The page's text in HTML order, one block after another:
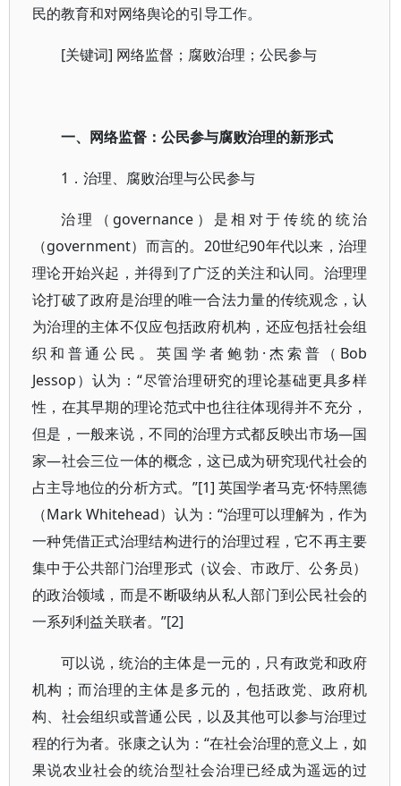
民的教育和对网络舆论的引导工作。
[关键词] 网络监督；腐败治理；公民参与
一、网络监督：公民参与腐败治理的新形式
1．治理、腐败治理与公民参与
治理（governance）是相对于传统的统治
（government）而言的。20世纪90年代以来，治理
理论开始兴起，并得到了广泛的关注和认同。治理理
论打破了政府是治理的唯一合法力量的传统观念，认
为治理的主体不仅应包括政府机构，还应包括社会组
织和普通公民。英国学者鲍勃·杰索普（Bob
Jessop）认为：“尽管治理研究的理论基础更具多样
性，在其早期的理论范式中也往往体现得并不充分，
但是，一般来说，不同的治理方式都反映出市场—国
家—社会三位一体的概念，这已成为研究现代社会的
占主导地位的分析方式。”[1] 英国学者马克·怀特黑德
（Mark Whitehead）认为：“治理可以理解为，作为
一种凭借正式治理结构进行的治理过程，它不再主要
集中于公共部门治理形式（议会、市政厅、公务员）
的政治领域，而是不断吸纳从私人部门到公民社会的
一系列利益关联者。”[2]
可以说，统治的主体是一元的，只有政党和政府
机构；而治理的主体是多元的，包括政党、政府机
构、社会组织或普通公民，以及其他可以参与治理过
程的行为者。张康之认为：“在社会治理的意义上，如
果说农业社会的统治型社会治理已经成为遥远的过